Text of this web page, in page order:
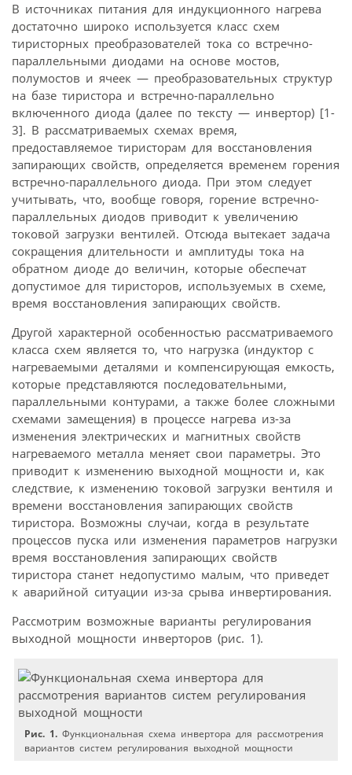
В источниках питания для индукционного нагрева
достаточно широко используется класс схем
тиристорных преобразователей тока со встречно-
параллельными диодами на основе мостов,
полумостов и ячеек — преобразовательных структур
на базе тиристора и встречно-параллельно
включенного диода (далее по тексту — инвертор) [1-
3]. В рассматриваемых схемах время,
предоставляемое тиристорам для восстановления
запирающих свойств, определяется временем горения
встречно-параллельного диода. При этом следует
учитывать, что, вообще говоря, горение встречно-
параллельных диодов приводит к увеличению
токовой загрузки вентилей. Отсюда вытекает задача
сокращения длительности и амплитуды тока на
обратном диоде до величин, которые обеспечат
допустимое для тиристоров, используемых в схеме,
время восстановления запирающих свойств.
Другой характерной особенностью рассматриваемого
класса схем является то, что нагрузка (индуктор с
нагреваемыми деталями и компенсирующая емкость,
которые представляются последовательными,
параллельными контурами, а также более сложными
схемами замещения) в процессе нагрева из-за
изменения электрических и магнитных свойств
нагреваемого металла меняет свои параметры. Это
приводит к изменению выходной мощности и, как
следствие, к изменению токовой загрузки вентиля и
времени восстановления запирающих свойств
тиристора. Возможны случаи, когда в результате
процессов пуска или изменения параметров нагрузки
время восстановления запирающих свойств
тиристора станет недопустимо малым, что приведет
к аварийной ситуации из-за срыва инвертирования.
Рассмотрим возможные варианты регулирования
выходной мощности инверторов (рис. 1).
Рис. 1. Функциональная схема инвертора для рассмотрения
вариантов систем регулирования выходной мощности